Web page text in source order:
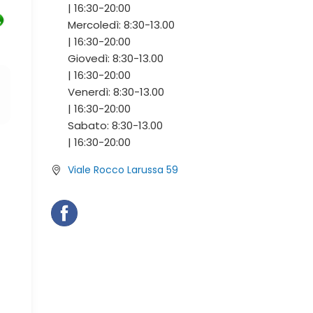
| 16:30-20:00
Mercoledì: 8:30-13.00
| 16:30-20:00
Giovedì: 8:30-13.00
| 16:30-20:00
Venerdì: 8:30-13.00
| 16:30-20:00
Sabato: 8:30-13.00
| 16:30-20:00
Viale Rocco Larussa 59